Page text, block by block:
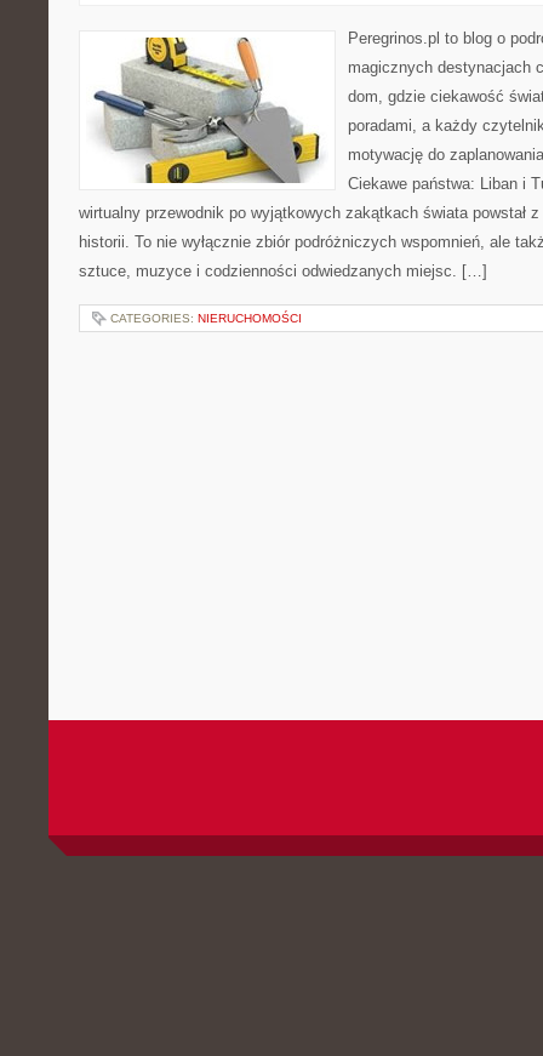
Peregrinos.pl to blog o
magicznych destynacjach
dom, gdzie ciekawość
poradami, a każdy
motywację do
Ciekawe państwa: Liban i
wirtualny przewodnik po wyjątkowych zakątkach świata powstał
historii. To nie wyłącznie zbiór podróżniczych wspomnień, ale
sztuce, muzyce i codzienności odwiedzanych miejsc. […]
CATEGORIES: NIERUCHOMOŚCI